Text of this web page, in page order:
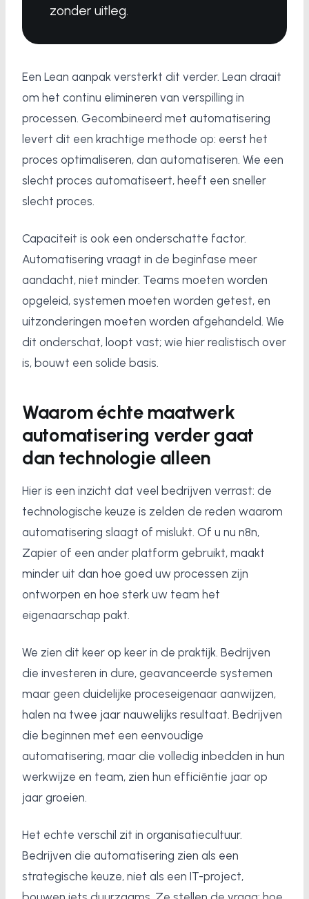
zonder uitleg.
Een Lean aanpak versterkt dit verder. Lean draait
om het continu elimineren van verspilling in
processen. Gecombineerd met automatisering
levert dit een krachtige methode op: eerst het
proces optimaliseren, dan automatiseren. Wie een
slecht proces automatiseert, heeft een sneller
slecht proces.
Capaciteit is ook een onderschatte factor.
Automatisering vraagt in de beginfase meer
aandacht, niet minder. Teams moeten worden
opgeleid, systemen moeten worden getest, en
uitzonderingen moeten worden afgehandeld. Wie
dit onderschat, loopt vast; wie hier realistisch over
is, bouwt een solide basis.
Waarom échte maatwerk
automatisering verder gaat
dan technologie alleen
Hier is een inzicht dat veel bedrijven verrast: de
technologische keuze is zelden de reden waarom
automatisering slaagt of mislukt. Of u nu n8n,
Zapier of een ander platform gebruikt, maakt
minder uit dan hoe goed uw processen zijn
ontworpen en hoe sterk uw team het
eigenaarschap pakt.
We zien dit keer op keer in de praktijk. Bedrijven
die investeren in dure, geavanceerde systemen
maar geen duidelijke proceseigenaar aanwijzen,
halen na twee jaar nauwelijks resultaat. Bedrijven
die beginnen met een eenvoudige
automatisering, maar die volledig inbedden in hun
werkwijze en team, zien hun efficiëntie jaar op
jaar groeien.
Het echte verschil zit in organisatiecultuur.
Bedrijven die automatisering zien als een
strategische keuze, niet als een IT-project,